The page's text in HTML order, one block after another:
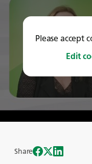
Please accept
Edit
Share